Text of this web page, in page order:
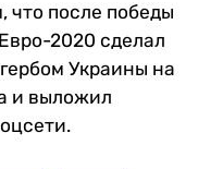
что после победы
2020 сделал
Украины на
и выложил